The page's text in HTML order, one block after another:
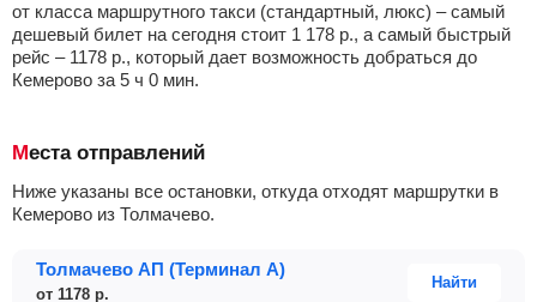
от класса маршрутного такси (стандартный, люкс) – самый
дешевый билет на сегодня стоит 1 178 р., а самый быстрый
рейс – 1178 р., который дает возможность добраться до
Кемерово за 5 ч 0 мин.
Места отправлений
Ниже указаны все остановки, откуда отходят маршрутки в
Кемерово из Толмачево.
Толмачево АП (Терминал A)
от 1178 р.
Найти